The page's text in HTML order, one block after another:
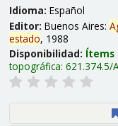
Idioma: Español
Editor: Buenos Aires:
estado, 1988
Disponibilidad: Ítems
topográfica: 621.374.5/